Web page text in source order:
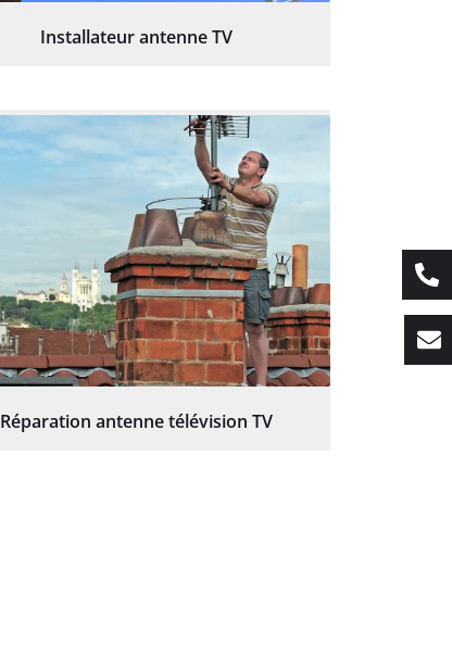
Installateur antenne TV
Réparation antenne télévision TV